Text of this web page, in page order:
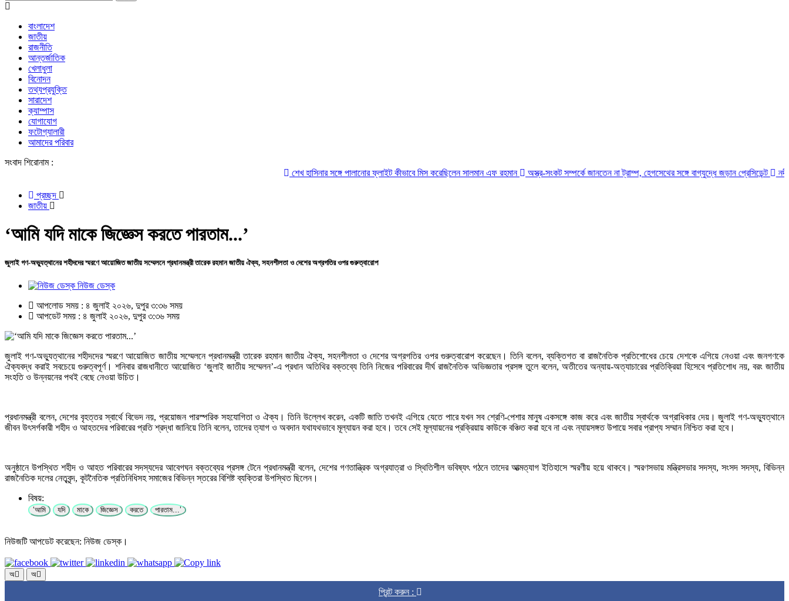
বাংলাদেশ
জাতীয়
রাজনীতি
আন্তর্জাতিক
খেলাধুলা
বিনোদন
তথ্যপ্রযুক্তি
সারাদেশ
ক্যাম্পাস
যোগাযোগ
ফটোগ্যালারী
আমাদের পরিবার
সংবাদ শিরোনাম :
শেখ হাসিনার সঙ্গে পালানোর ফ্লাইট কীভাবে মিস করেছিলেন সালমান এফ রহমান
অস্ত্র-সংকট সম্পর্কে জানতেন না ট্রাম্প, হেগসেথের সঙ্গে বাগ্‌যুদ্ধে জড়ান প্রেসিডেন্ট নদীদূষণ রোধে
প্রচ্ছদ
জাতীয়
‘আমি যদি মাকে জিজ্ঞেস করতে পারতাম...’
জুলাই গণ-অভ্যুত্থানের শহীদদের স্মরণে আয়োজিত জাতীয় সম্মেলনে প্রধানমন্ত্রী তারেক রহমান জাতীয় ঐক্য, সহনশীলতা ও দেশের অগ্রগতির ওপর গুরুত্বারোপ
নিউজ ডেস্ক
আপলোড সময় : ৪ জুলাই ২০২৬, দুপুর ৩:৩৬ সময়
আপডেট সময় : ৪ জুলাই ২০২৬, দুপুর ৩:৩৬ সময়
জুলাই গণ-অভ্যুত্থানের শহীদদের স্মরণে আয়োজিত জাতীয় সম্মেলনে প্রধানমন্ত্রী তারেক রহমান জাতীয় ঐক্য, সহনশীলতা ও দেশের অগ্রগতির ওপর গুরুত্বারোপ করেছেন। তিনি বলেন, ব্যক্তিগত বা রাজনৈতিক প্রতিশোধের চেয়ে দেশকে এগিয়ে নেওয়া এবং জনগণকে
ঐক্যবদ্ধ করাই সবচেয়ে গুরুত্বপূর্ণ। শনিবার রাজধানীতে আয়োজিত ‘জুলাই জাতীয় সম্মেলন’-এ প্রধান অতিথির বক্তব্যে তিনি নিজের পরিবারের দীর্ঘ রাজনৈতিক অভিজ্ঞতার প্রসঙ্গ তুলে বলেন, অতীতের অন্যায়-অত্যাচারের প্রতিক্রিয়া হিসেবে প্রতিশোধ নয়, বরং জাতীয়
সংহতি ও উন্নয়নের পথই বেছে নেওয়া উচিত।
প্রধানমন্ত্রী বলেন, দেশের বৃহত্তর স্বার্থে বিভেদ নয়, প্রয়োজন পারস্পরিক সহযোগিতা ও ঐক্য। তিনি উল্লেখ করেন, একটি জাতি তখনই এগিয়ে যেতে পারে যখন সব শ্রেণি-পেশার মানুষ একসঙ্গে কাজ করে এবং জাতীয় স্বার্থকে অগ্রাধিকার দেয়। জুলাই গণ-অভ্যুত্থানে
জীবন উৎসর্গকারী শহীদ ও আহতদের পরিবারের প্রতি শ্রদ্ধা জানিয়ে তিনি বলেন, তাদের ত্যাগ ও অবদান যথাযথভাবে মূল্যায়ন করা হবে। তবে সেই মূল্যায়নের প্রক্রিয়ায় কাউকে বঞ্চিত করা হবে না এবং ন্যায়সঙ্গত উপায়ে সবার প্রাপ্য সম্মান নিশ্চিত করা হবে।
অনুষ্ঠানে উপস্থিত শহীদ ও আহত পরিবারের সদস্যদের আবেগঘন বক্তব্যের প্রসঙ্গ টেনে প্রধানমন্ত্রী বলেন, দেশের গণতান্ত্রিক অগ্রযাত্রা ও স্থিতিশীল ভবিষ্যৎ গঠনে তাদের আত্মত্যাগ ইতিহাসে স্মরণীয় হয়ে থাকবে। স্মরণসভায় মন্ত্রিসভার সদস্য, সংসদ সদস্য, বিভিন্ন
রাজনৈতিক দলের নেতৃবৃন্দ, কূটনৈতিক প্রতিনিধিসহ সমাজের বিভিন্ন স্তরের বিশিষ্ট ব্যক্তিরা উপস্থিত ছিলেন।
বিষয়:
‘আমি যদি মাকে জিজ্ঞেস করতে পারতাম...’
নিউজটি আপডেট করেছেন: নিউজ ডেস্ক।
অ অ
প্রিন্ট করুন :